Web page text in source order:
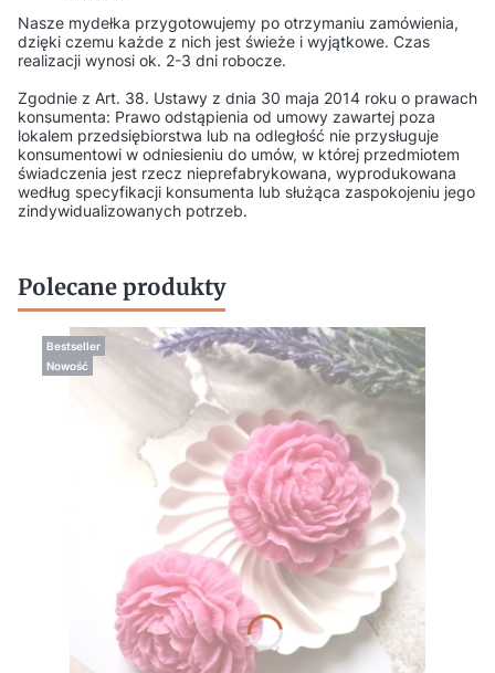
Nasze mydełka przygotowujemy po otrzymaniu zamówienia,
dzięki czemu każde z nich jest świeże i wyjątkowe. Czas
realizacji wynosi ok. 2-3 dni robocze.
Zgodnie z Art. 38. Ustawy z dnia 30 maja 2014 roku o prawach
konsumenta: Prawo odstąpienia od umowy zawartej poza
lokalem przedsiębiorstwa lub na odległość nie przysługuje
konsumentowi w odniesieniu do umów, w której przedmiotem
świadczenia jest rzecz nieprefabrykowana, wyprodukowana
według specyfikacji konsumenta lub służąca zaspokojeniu jego
zindywidualizowanych potrzeb.
Polecane produkty
Bestseller
Nowość